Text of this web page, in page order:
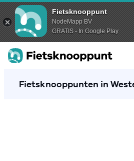
Fietsknooppunt
NodeMapp BV
GRATIS - In Google Play
Fietsknooppunten in